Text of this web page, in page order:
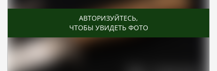
АВТОРИЗУЙТЕСЬ,
ЧТОБЫ УВИДЕТЬ ФОТО